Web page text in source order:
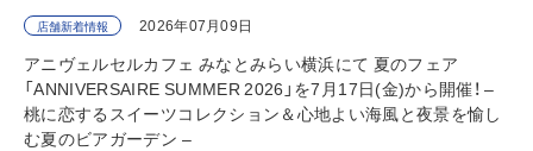
店舗新着情報 2026年07月09日
アニヴェルセルカフェ みなとみらい横浜にて 夏のフェア
「ANNIVERSAIRE SUMMER 2026」を7月17日(金)から開催！ –
桃に恋するスイーツコレクション＆心地よい海風と夜景を愉し
む夏のビアガーデン –